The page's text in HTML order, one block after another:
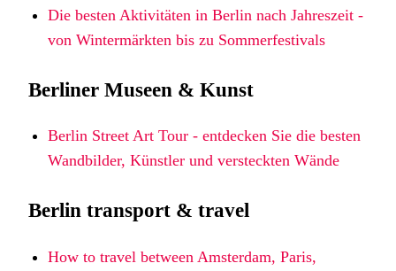
Die besten Aktivitäten in Berlin nach Jahreszeit -
von Wintermärkten bis zu Sommerfestivals
Berliner Museen & Kunst
Berlin Street Art Tour - entdecken Sie die besten
Wandbilder, Künstler und versteckten Wände
Berlin transport & travel
How to travel between Amsterdam, Paris,